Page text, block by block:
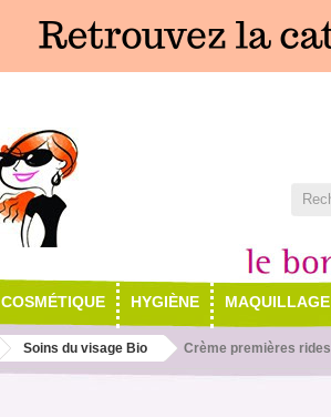
COSMÉTIQUE HYGIÈNE MAQUILLAGE
Soins du visage Bio Crème premières rides